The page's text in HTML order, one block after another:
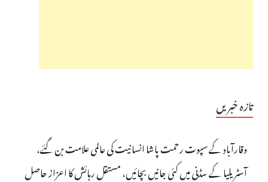
تازہ خبریں
وقارآباد کے سپوت رحمت پاشا انسانیت کی عالمی علامت بن گئے،
آسٹریلیا کے سڈنی میں کئی جانیں بچائیں، مستقل رہائش کا اعزاز حاصل